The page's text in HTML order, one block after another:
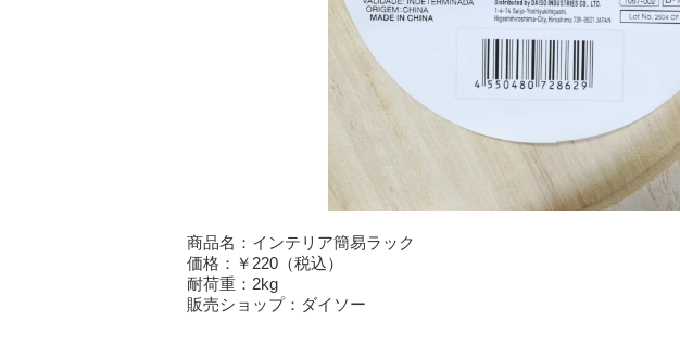
商品名：インテリア簡易ラック
価格：￥220（税込）
耐荷重：2kg
販売ショップ：ダイソー